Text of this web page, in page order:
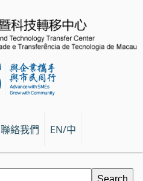
聯絡我們 EN/中